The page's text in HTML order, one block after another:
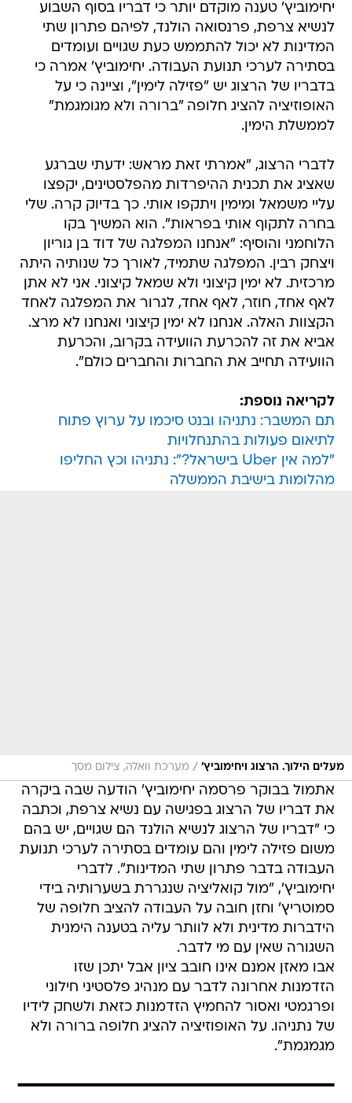
יחימוביץ' טענה מוקדם יותר כי דבריו בסוף השבוע
לנשיא צרפת, פרנסואה הולנד, לפיהם פתרון שתי
המדינות לא יכול להתממש כעת שגויים ועומדים
בסתירה לערכי תנועת העבודה. יחימוביץ' אמרה כי
בדבריו של הרצוג יש "פזילה לימין", וציינה כי על
האופוזיציה להציג חלופה "ברורה ולא מגומגמת"
לממשלת הימין.
לדברי הרצוג, "אמרתי זאת מראש: ידעתי שברגע
שאציג את תכנית ההיפרדות מהפלסטינים, יקפצו
עליי משמאל ומימין ויתקפו אותי. כך בדיוק קרה. שלי
בחרה לתקוף אותי בפראות". הוא המשיך בקו
הלוחמני והוסיף: "אנחנו המפלגה של דוד בן גוריון
ויצחק רבין. המפלגה שתמיד, לאורך כל שנותיה היתה
מרכזית. לא ימין קיצוני ולא שמאל קיצוני. אני לא אתן
לאף אחד, חוזר, לאף אחד, לגרור את המפלגה לאחד
הקצוות האלה. אנחנו לא ימין קיצוני ואנחנו לא מרצ.
אביא את זה להכרעת הוועידה בקרוב, והכרעת
הוועידה תחייב את החברות והחברים כולם".
לקריאה נוספת:
תם המשבר: נתניהו ובנט סיכמו על ערוץ פתוח
לתיאום פעולות בהתנחלויות
"למה אין Uber בישראל?": נתניהו וכץ החליפו
מהלומות בישיבת הממשלה
מעלים הילוך. הרצוג ויחימוביץ' / מערכת וואלה, צילום מסך
אתמול בבוקר פרסמה יחימוביץ' הודעה שבה ביקרה
את דבריו של הרצוג בפגישה עם נשיא צרפת, וכתבה
כי "דבריו של הרצוג לנשיא הולנד הם שגויים, יש בהם
משום פזילה לימין והם עומדים בסתירה לערכי תנועת
העבודה בדבר פתרון שתי המדינות". לדברי
יחימוביץ', "מול קואליציה שנגררת בשערותיה בידי
סמוטריץ' וחזן חובה על העבודה להציב חלופה של
הידברות מדינית ולא לוותר עליה בטענה הימנית
השגורה שאין עם מי לדבר.
אבו מאזן אמנם אינו חובב ציון אבל יתכן שזו
הזדמנות אחרונה לדבר עם מנהיג פלסטיני חילוני
ופרגמטי ואסור להחמיץ הזדמנות כזאת ולשחק לידיו
של נתניהו. על האופוזיציה להציג חלופה ברורה ולא
מגמגמת".